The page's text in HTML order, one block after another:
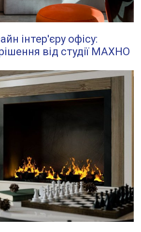
інтер'єру офісу:
від студії МАХНО